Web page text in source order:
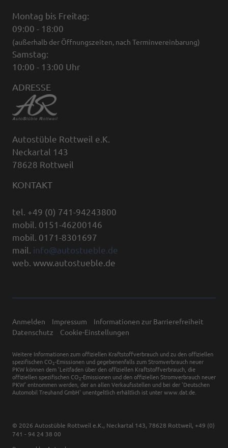
Montag bis Freitag:
09:00 - 18:00
(außerhalb der Öffnungszeiten, nach Terminvereinbarung)
Samstag:
10:00 - 13:00 Uhr
ADRESSE
Autostüble Rottweil e.K.
Neckartal 143
78628 Rottweil
KONTAKT
tel. +49 (0) 741-94243800
mobil. 0151-46200146
mobil. 0171-8301697
mail. info@autostueble.de
web. www.autostueble.de
Anmelden Impressum
Informationen zur Barrierefreiheit
Datenschutz
Cookie-Einstellungen
Weitere Informationen zum offiziellen Kraftstoffverbrauch und zu den offiziellen
spezifischen CO 2-Emissionen und gegebenenfalls zum Stromverbrauch neuer
PKW können dem 'Leitfaden über den offiziellen Kraftstoffverbrauch, die
offiziellen spezifischen CO 2-Emissionen und den offiziellen Stromverbrauch neuer
PKW' entnommen werden, der an allen Verkaufsstellen und bei der 'Deutschen
Automobil Treuhand GmbH' unentgeltlich erhältlich ist unter www.dat.de.
© 2026 Autostüble Rottweil e.K., Neckartal 143, 78628 Rottweil, +49 (0)
741 - 94 24 38 00